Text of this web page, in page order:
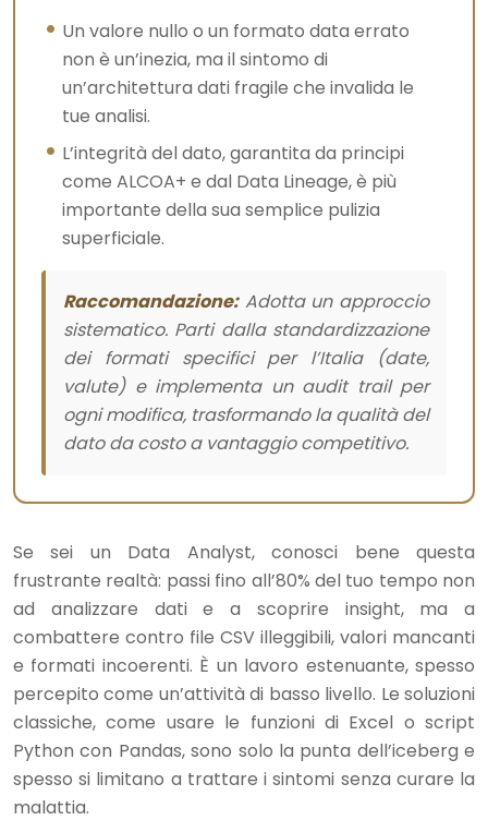
Un valore nullo o un formato data errato
non è un’inezia, ma il sintomo di
un’architettura dati fragile che invalida le
tue analisi.
L’integrità del dato, garantita da principi
come ALCOA+ e dal Data Lineage, è più
importante della sua semplice pulizia
superficiale.
Raccomandazione:Adotta un approccio
sistematico. Parti dalla standardizzazione
dei formati specifici per l’Italia (date,
valute) e implementa un audit trail per
ogni modifica, trasformando la qualità del
dato da costo a vantaggio competitivo.
Se sei un Data Analyst, conosci bene questa
frustrante realtà: passi fino all’80% del tuo tempo non
ad analizzare dati e a scoprire insight, ma a
combattere contro file CSV illeggibili, valori mancanti
e formati incoerenti. È un lavoro estenuante, spesso
percepito come un’attività di basso livello. Le soluzioni
classiche, come usare le funzioni di Excel o script
Python con Pandas, sono solo la punta dell’iceberg e
spesso si limitano a trattare i sintomi senza curare la
malattia.